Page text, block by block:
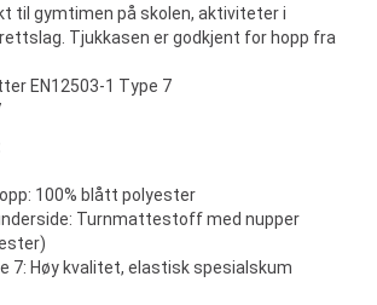
til gymtimen på skolen, aktiviteter i
Tjukkasen er godkjent for hopp fra
EN12503-1 Type 7
100% blått polyester
Turnmattestoff med nupper
7: Høy kvalitet, elastisk spesialskum